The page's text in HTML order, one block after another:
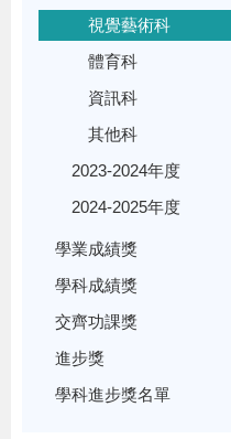
視覺藝術科
體育科
資訊科
其他科
2023-2024年度
2024-2025年度
學業成績獎
學科成績獎
交齊功課獎
進步獎
學科進步獎名單